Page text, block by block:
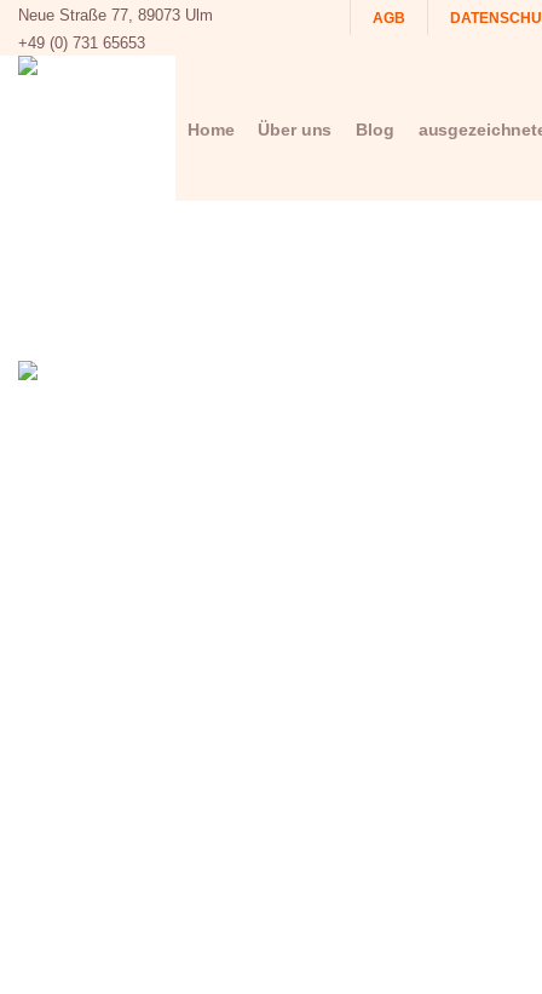
AGB
Neue Straße 77, 89073 Ulm
+49 (0) 731 65653
Home Über uns Blog